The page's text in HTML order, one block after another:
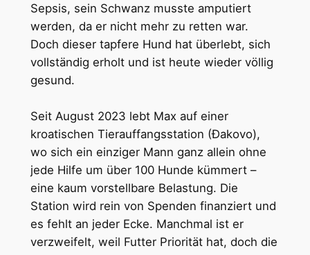
Sepsis, sein Schwanz musste amputiert
werden, da er nicht mehr zu retten war.
Doch dieser tapfere Hund hat überlebt, sich
vollständig erholt und ist heute wieder völlig
gesund.
Seit August 2023 lebt Max auf einer
kroatischen Tierauffangsstation (Đakovo),
wo sich ein einziger Mann ganz allein ohne
jede Hilfe um über 100 Hunde kümmert –
eine kaum vorstellbare Belastung. Die
Station wird rein von Spenden finanziert und
es fehlt an jeder Ecke. Manchmal ist er
verzweifelt, weil Futter Priorität hat, doch die